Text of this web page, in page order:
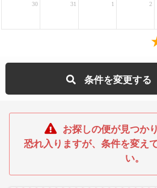
30 31 1 2
条件を変更する
お探しの便が見つか
恐れ入りますが、条件を変え
い。